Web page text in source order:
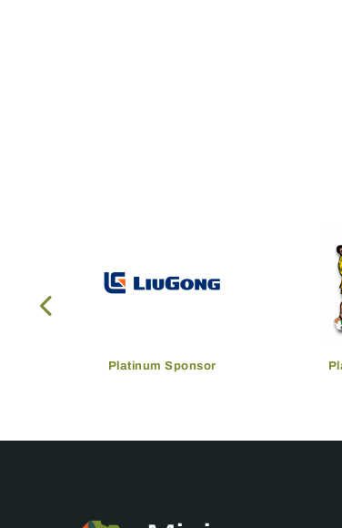
Platinum Sponsor